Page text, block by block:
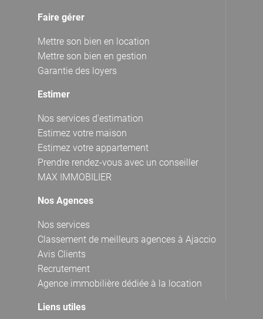
Faire gérer
Mettre son bien en location
Mettre son bien en gestion
Garantie des loyers
Estimer
Nos services d'estimation
Estimez votre maison
Estimez votre appartement
Prendre rendez-vous avec un conseiller
MAX IMMOBILIER
Nos Agences
Nos services
Classement de meilleurs agences à Ajaccio
Avis Clients
Recrutement
Agence immobilière dédiée à la location
Liens utiles